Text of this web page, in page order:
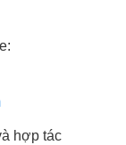
hợp tác